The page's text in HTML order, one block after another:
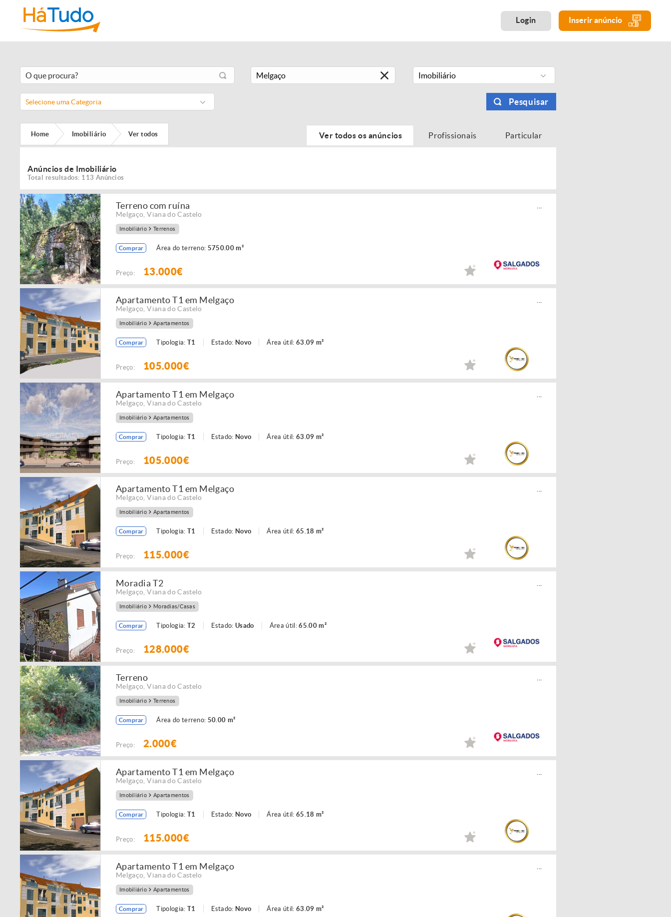
Login Inserir anúncio
Imobiliário
Selecione uma Categoria Pesquisar
Home Imobiliário Ver todos Ver todos os anúncios Profissionais Particular
Anúncios de Imobiliário
Total resultados: 113 Anúncios
Terreno com ruína
Melgaço ,Viana do Castelo
Imobiliário Terrenos
Comprar Área do terreno: 5750.00 m²
Preço: 13.000€
Apartamento T1 em Melgaço
Melgaço ,Viana do Castelo
Imobiliário Apartamentos
Comprar Tipologia: T1 Estado: Novo Área útil: 63.09 m²
Preço: 105.000€
Apartamento T1 em Melgaço
Melgaço ,Viana do Castelo
Imobiliário Apartamentos
Comprar Tipologia: T1 Estado: Novo Área útil: 63.09 m²
Preço: 105.000€
Apartamento T1 em Melgaço
Melgaço ,Viana do Castelo
Imobiliário Apartamentos
Comprar Tipologia: T1 Estado: Novo Área útil: 65.18 m²
Preço: 115.000€
Moradia T2
Melgaço ,Viana do Castelo
Imobiliário Moradias/Casas
Comprar Tipologia: T2 Estado:Usado Área útil:65.00 m²
Preço: 128.000€
Terreno
Melgaço ,Viana do Castelo
Imobiliário Terrenos
Comprar Área do terreno: 50.00 m²
Preço: 2.000€
Apartamento T1 em Melgaço
Melgaço ,Viana do Castelo
Imobiliário Apartamentos
Comprar Tipologia: T1 Estado: Novo Área útil: 65.18 m²
Preço: 115.000€
Apartamento T1 em Melgaço
Melgaço ,Viana do Castelo
Imobiliário Apartamentos
Comprar Tipologia: T1 Estado: Novo Área útil: 63.09 m²